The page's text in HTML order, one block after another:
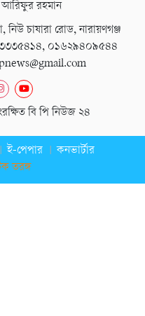
আরিফুর রহমান
চাষারা রোড, নারায়ণগঞ্জ
০১৬২৯৪০৯৫৪৪
বি পি নিউজ ২৪
ই-পেপার
কনভার্টার
তরঙ্গ